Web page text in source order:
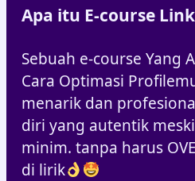
Apa itu E-course
Sebuah e-course Yang
Cara Optimasi
menarik dan
diri yang autentik
minim. tanpa harus
di lirik